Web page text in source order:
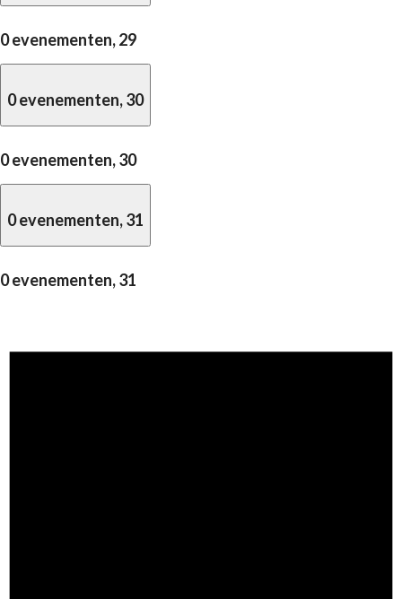
0 evenementen,29
0 evenementen,30
0 evenementen,30
0 evenementen,31
0 evenementen,31